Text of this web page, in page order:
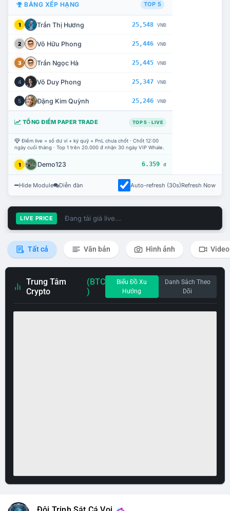
BẢNG XẾP HẠNG TOP 5
1 Trần Thị Hương 25,548 VNĐ
2 Võ Hữu Phong 25,446 VNĐ
3 Trần Ngọc Hà 25,445 VNĐ
4 Võ Duy Phong 25,347 VNĐ
5 Đặng Kim Quỳnh 25,246 VNĐ
TỔNG ĐIỂM PAPER TRADE TOP 5 · LIVE
Điểm live = số dư ví + ký quỹ + PnL chưa chốt · Chốt 12:00
ngày cuối tháng · Top 1 trên 20.000 đ nhận 30 ngày VIP Whale.
1 Demo123 6.359 đ
Hide Module Diễn đàn Auto-refresh (30s)Refresh Now
LIVE PRICE Đang tải giá live...
Tất cả Văn bản Hình ảnh Video
Trung Tâm
Crypto
(BTC
)
Biểu Đồ Xu
Hướng
Danh Sách Theo
Dõi